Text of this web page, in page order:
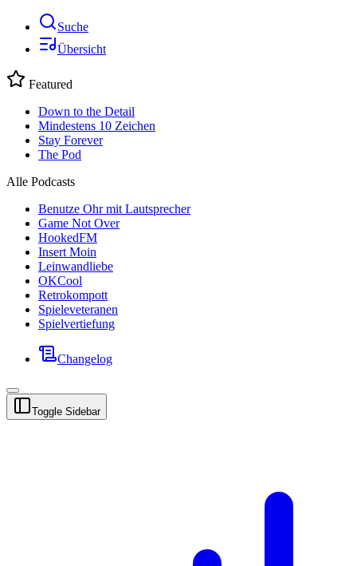
Suche
Übersicht
Featured
Down to the Detail
Mindestens 10 Zeichen
Stay Forever
The Pod
Alle Podcasts
Benutze Ohr mit Lautsprecher
Game Not Over
HookedFM
Insert Moin
Leinwandliebe
OKCool
Retrokompott
Spieleveteranen
Spielvertiefung
Changelog
Toggle Sidebar